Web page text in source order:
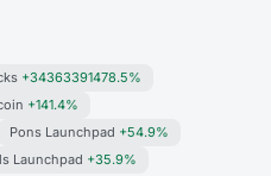
+34363391478.5%
+141.4%
Pons Launchpad +54.9%
Launchpad +35.9%